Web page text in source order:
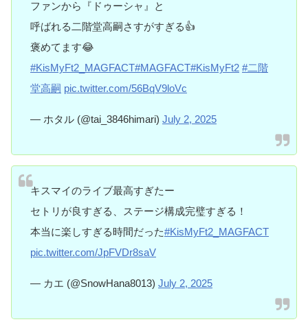
ファンから『ドゥーシャ』と
呼ばれる二階堂高嗣さすがすぎる👍
褒めてます😂
#KisMyFt2_MAGFACT#MAGFACT#KisMyFt2 #二階
堂高嗣 pic.twitter.com/56BqV9loVc
— ホタル (@tai_3846himari) July 2, 2025
キスマイのライブ最高すぎたー
セトリが良すぎる、ステージ構成完璧すぎる！
本当に楽しすぎる時間だった#KisMyFt2_MAGFACT
pic.twitter.com/JpFVDr8saV
— カエ (@SnowHana8013) July 2, 2025